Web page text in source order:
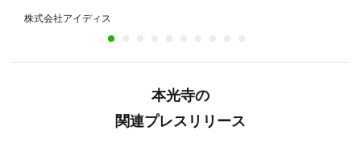
株式会社アイディス
本光寺の
関連プレスリリース